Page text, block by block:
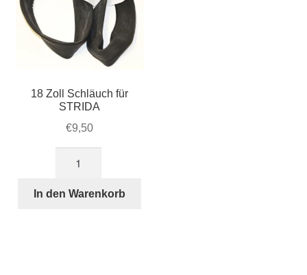
18 Zoll Schläuch für
STRIDA
€9,50
Schläuch
In den Warenkorb